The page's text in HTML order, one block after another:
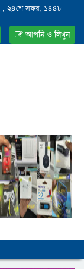
, ২৪শে সফর, ১৪৪৮
আপনি ও লিখুন